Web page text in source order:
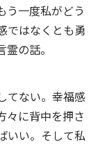
う一度私がどう
ではなくとも勇
の話。
てない。幸福感
々に背中を押さ
いい。そして私